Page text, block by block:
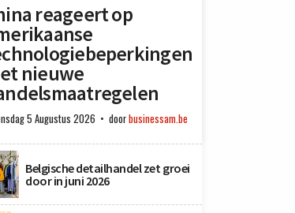
reageert op
nieuwe
5 Augustus 2026 doorbusinessam.be
Belgische detailhandel zet groei
door in juni 2026